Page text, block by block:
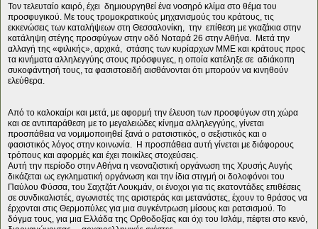
Τον τελευταίο καιρό, έχει δημιουργηθεί ένα νοσηρό κλίμα στο θέμα του
προσφυγικού. Με τους τρομοκρατικούς μηχανισμούς του κράτους, τις
εκκενώσεις των καταλήψεων στη Θεσσαλονίκη, την επίθεση με γκαζάκια στην
κατάληψη στέγης προσφύγων στην οδό Νοταρά 26 στην Αθήνα. Μετά την
αλλαγή της «φιλικής», αρχικά, στάσης των κυρίαρχων ΜΜΕ και κράτους προς
τα κινήματα αλληλεγγύης στους πρόσφυγες, η οποία κατέληξε σε αδιάκοπη
συκοφάντησή τους, τα φασιστοειδή αισθάνονται ότι μπορούν να κινηθούν
ελεύθερα.
Από το καλοκαίρι και μετά, με αφορμή την έλευση των προσφύγων στη χώρα
και σε αντιπαράθεση με το μεγαλειώδες κίνημα αλληλεγγύης, γίνεται
προσπάθεια να νομιμοποιηθεί ξανά ο ρατσιστικός, ο σεξιστικός και ο
φασιστικός λόγος στην κοινωνία. Η προσπάθεια αυτή γίνεται με διάφορους
τρόπους και αφορμές και έχει ποικίλες στοχεύσεις.
Αυτή την περίοδο στην Αθήνα η νεοναζιστική οργάνωση της Χρυσής Αυγής
δικάζεται ως εγκληματική οργάνωση και την ίδια στιγμή οι δολοφόνοι του
Παύλου Φύσσα, του Σαχτζάτ Λουκμάν, οι ένοχοι για τις εκατοντάδες επιθέσεις
σε συνδικαλιστές, αγωνιστές της αριστεράς και μετανάστες, έχουν το θράσος να
έρχονται στις Θερμοπύλες για μια συγκέντρωση μίσους και ρατσισμού. Το
δόγμα τους, για μια Ελλάδα της Ορθοδοξίας και όχι του Ισλάμ, πέφτει στο κενό,